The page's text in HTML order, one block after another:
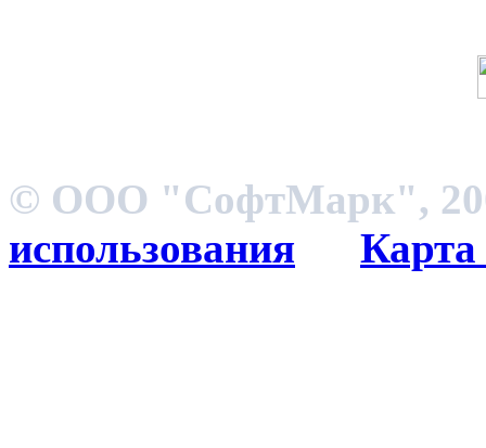
© ООО "СофтМарк",
использования
Карта